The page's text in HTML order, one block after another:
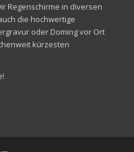
Regenschirme in diversen
die hochwertige
oder Doming vor Ort
kürzesten